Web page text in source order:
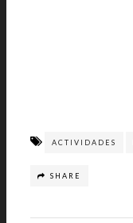
ACTIVIDADES
SHARE